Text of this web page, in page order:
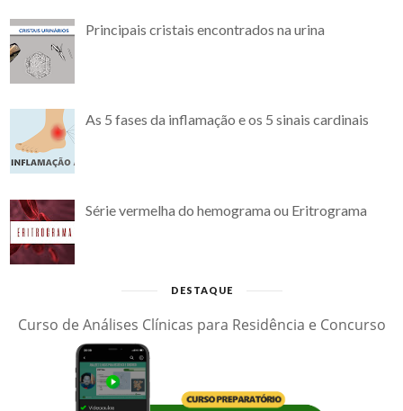
Principais cristais encontrados na urina
As 5 fases da inflamação e os 5 sinais cardinais
Série vermelha do hemograma ou Eritrograma
DESTAQUE
Curso de Análises Clínicas para Residência e Concurso